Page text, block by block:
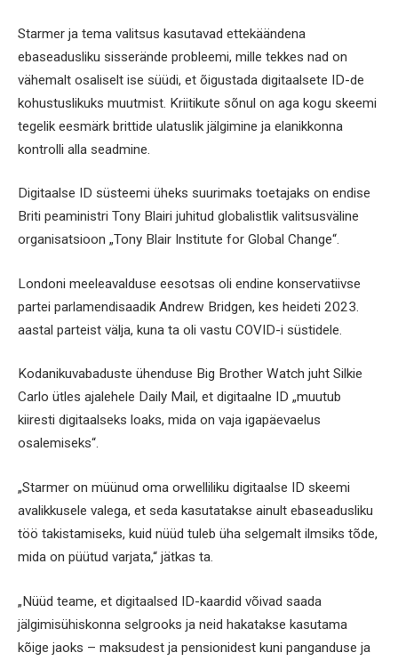
Starmer ja tema valitsus kasutavad ettekäändena
ebaseadusliku sisserände probleemi, mille tekkes nad on
vähemalt osaliselt ise süüdi, et õigustada digitaalsete ID-de
kohustuslikuks muutmist. Kriitikute sõnul on aga kogu skeemi
tegelik eesmärk brittide ulatuslik jälgimine ja elanikkonna
kontrolli alla seadmine.
Digitaalse ID süsteemi üheks suurimaks toetajaks on endise
Briti peaministri Tony Blairi juhitud globalistlik valitsusväline
organisatsioon „Tony Blair Institute for Global Change“.
Londoni meeleavalduse eesotsas oli endine konservatiivse
partei parlamendisaadik Andrew Bridgen, kes heideti 2023.
aastal parteist välja, kuna ta oli vastu COVID-i süstidele.
Kodanikuvabaduste ühenduse Big Brother Watch juht Silkie
Carlo ütles ajalehele Daily Mail, et digitaalne ID „muutub
kiiresti digitaalseks loaks, mida on vaja igapäevaelus
osalemiseks“.
„Starmer on müünud oma orwelliliku digitaalse ID skeemi
avalikkusele valega, et seda kasutatakse ainult ebaseadusliku
töö takistamiseks, kuid nüüd tuleb üha selgemalt ilmsiks tõde,
mida on püütud varjata,“ jätkas ta.
„Nüüd teame, et digitaalsed ID-kaardid võivad saada
jälgimisühiskonna selgrooks ja neid hakatakse kasutama
kõige jaoks – maksudest ja pensionidest kuni panganduse ja